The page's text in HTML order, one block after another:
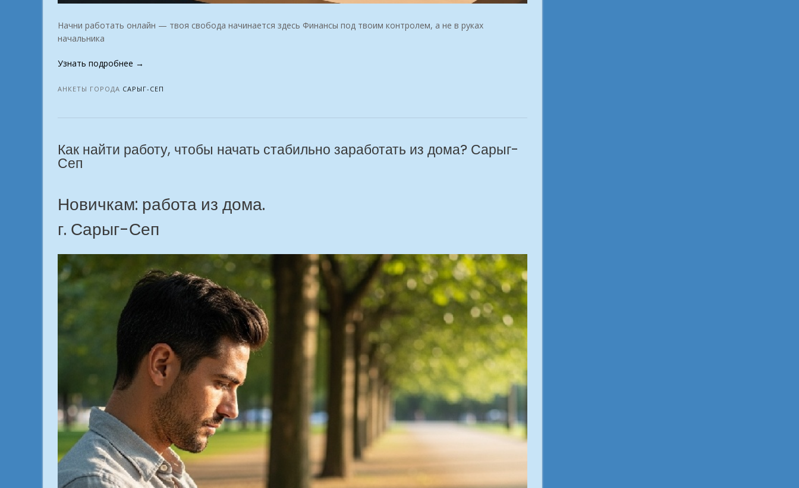
Начни работать онлайн — твоя свобода начинается здесь Финансы под твоим контролем, а не в руках
начальника
Узнать подробнее «Единомышленникам
захотел
онлайн
Сарыг-
→
АНКЕТЫ ГОРОДА САРЫГ-СЕП
Как найти работу, чтобы начать стабильно заработать из дома? Сарыг-
Сеп
Новичкам: работа из дома.
г. Сарыг-Сеп